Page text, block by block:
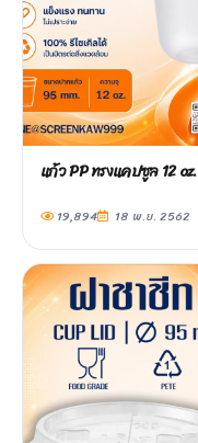
แก้ว PP ทรงแคปซูล 12 oz.
19,894 18 พ.ย. 2562